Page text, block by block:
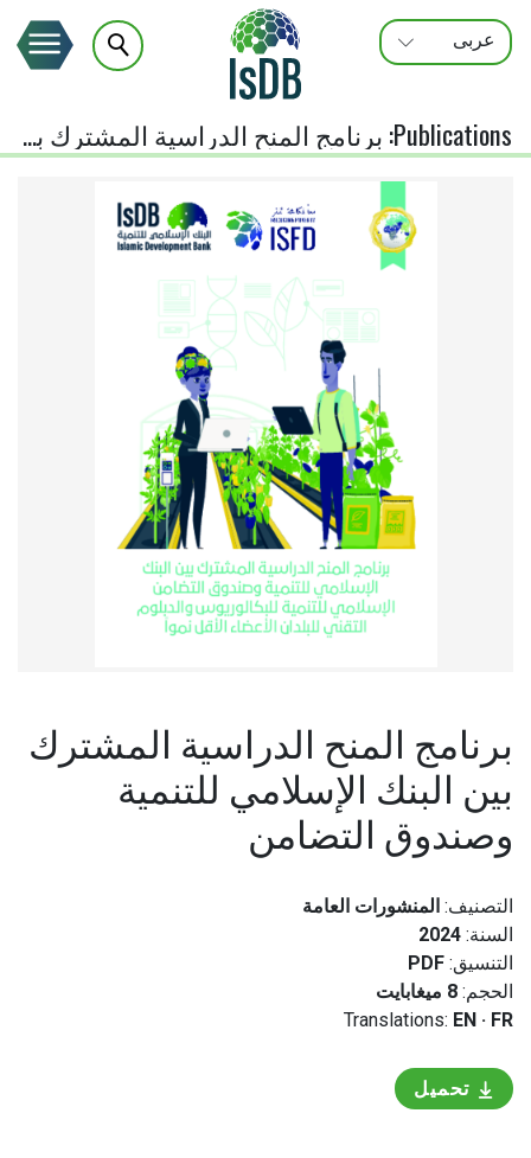
عربى
ENGLISH
FRANÇAIS
Publications
: برنامج المنح الدراسية المشترك بين البنك الإسلامي للتنمية وصندوق التضامن
برنامج المنح الدراسية المشترك
بين البنك الإسلامي للتنمية
وصندوق التضامن
التصنيف: المنشورات العامة
السنة: 2024
التنسيق: PDF
الحجم: 8 ميغابايت
Translations: EN · FR
تحميل